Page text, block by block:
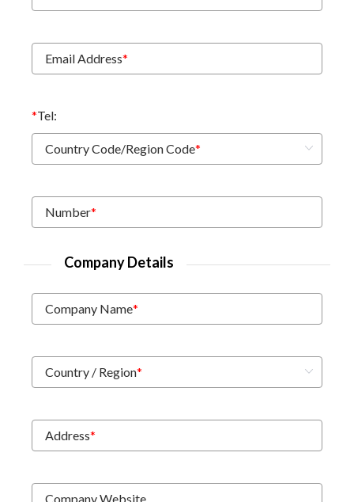
Email Address*
*Tel:
Country Code/Region Code*
Number*
Company Details
Company Name*
Country / Region*
Address*
Company Website